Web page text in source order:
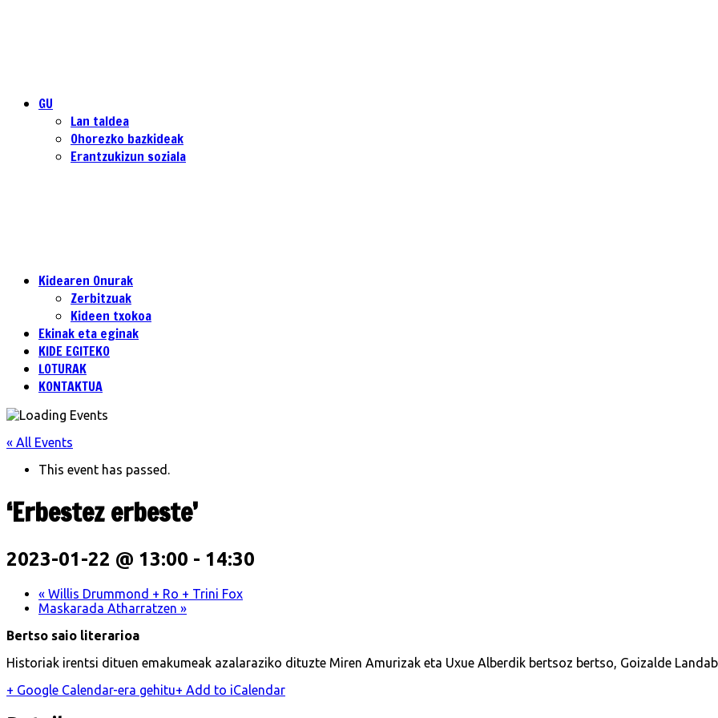
GU
Lan taldea
Ohorezko bazkideak
Erantzukizun soziala
Kidearen Onurak
Zerbitzuak
Kideen txokoa
Ekinak eta eginak
KIDE EGITEKO
LOTURAK
KONTAKTUA
« All Events
This event has passed.
‘Erbestez erbeste’
2023-01-22 @ 13:00 - 14:30
« Willis Drummond + Ro + Trini Fox
Maskarada Atharratzen »
Bertso saio literarioa
Historiak irentsi dituen emakumeak azalaraziko dituzte Miren Amurizak eta Uxue Alberdik bertsoz bertso, Goizalde
+ Google Calendar-era gehitu+ Add to iCalendar